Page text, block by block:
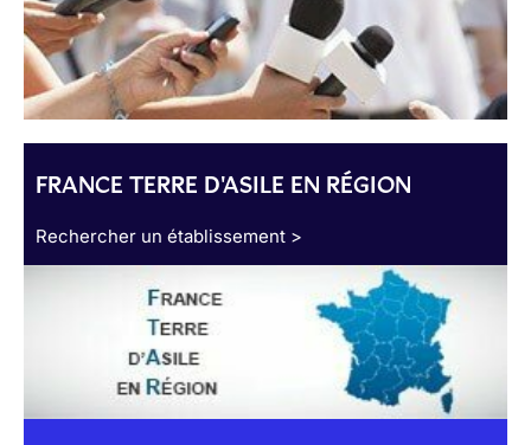
FRANCE TERRE D'ASILE EN RÉGION
Rechercher un établissement >